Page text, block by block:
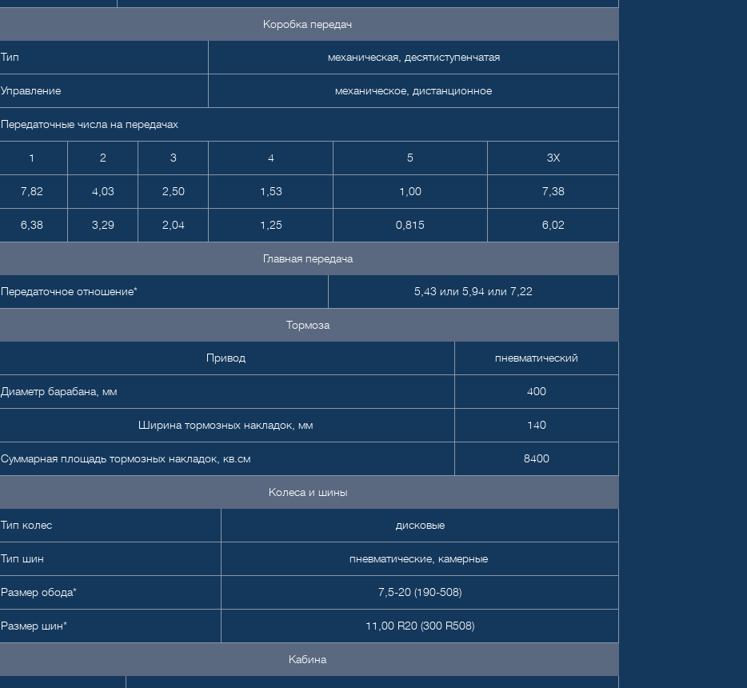
Коробка передач
Тип механическая, десятиступенчатая
Управление механическое, дистанционное
Передаточные числа на передачах
1 2 3 4 5 3X
7,82 4,03 2,50 1,53 1,00 7,38
6,38 3,29 2,04 1,25 0,815 6,02
Главная передача
Передаточное отношение* 5,43 или 5,94 или 7,22
Тормоза
Привод пневматический
Диаметр барабана, мм 400
Ширина тормозных накладок, мм 140
Суммарная площадь тормозных накладок, кв.см 8400
Колеса и шины
Тип колес дисковые
Тип шин пневматические, камерные
Размер обода* 7,5-20 (190-508)
Размер шин* 11,00 R20 (300 R508)
Кабина